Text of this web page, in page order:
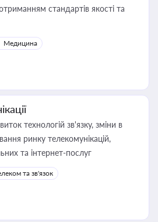
стандартів якості та
Медицина
технологій зв'язку, зміни в
ринку телекомунікацій,
та інтернет-послуг
та зв'язок